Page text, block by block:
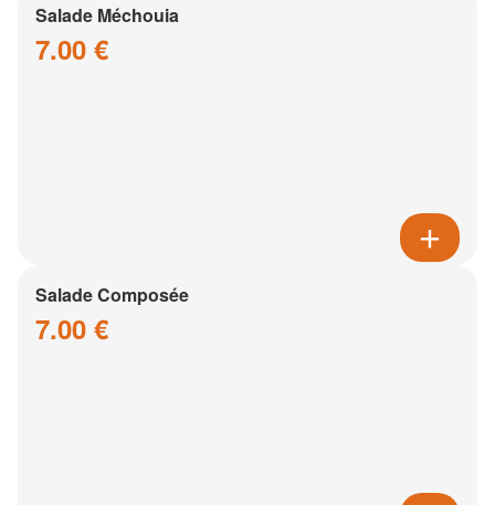
Salade Méchouia
7.00 €
Salade Composée
7.00 €